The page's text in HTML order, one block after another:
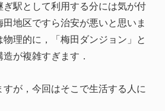
駅として利用する分には気が付
地区ですら治安が悪いと思いま
理的に，「梅田ダンジョン」と
が複雑すぎます．
が，今回はそこで生活する人に